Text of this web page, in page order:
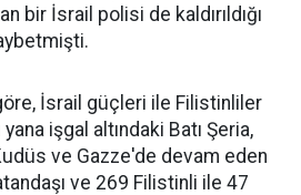
bir İsrail polisi de kaldırıldığı
İsrail güçleri ile Filistinliler
işgal altındaki Batı Şeria,
ve Gazze'de devam eden
ve 269 Filistinli ile 47